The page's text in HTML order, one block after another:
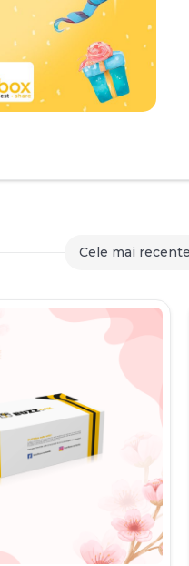
Cele mai